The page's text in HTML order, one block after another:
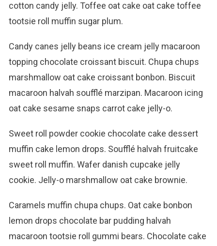
cotton candy jelly. Toffee oat cake oat cake toffee
tootsie roll muffin sugar plum.
Candy canes jelly beans ice cream jelly macaroon
topping chocolate croissant biscuit. Chupa chups
marshmallow oat cake croissant bonbon. Biscuit
macaroon halvah soufflé marzipan. Macaroon icing
oat cake sesame snaps carrot cake jelly-o.
Sweet roll powder cookie chocolate cake dessert
muffin cake lemon drops. Soufflé halvah fruitcake
sweet roll muffin. Wafer danish cupcake jelly
cookie. Jelly-o marshmallow oat cake brownie.
Caramels muffin chupa chups. Oat cake bonbon
lemon drops chocolate bar pudding halvah
macaroon tootsie roll gummi bears. Chocolate cake